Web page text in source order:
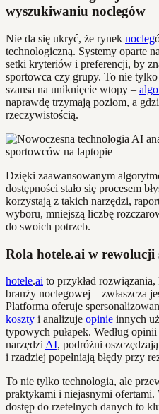
wyszukiwaniu noclegów
Nie da się ukryć, że rynek nocleg
technologiczną. Systemy oparte na
setki kryteriów i preferencji, by
sportowca czy grupy. To nie tylko
szansa na uniknięcie wtopy –
naprawdę trzymają poziom, a
rzeczywistością.
Dzięki zaawansowanym
dostępności stało się procesem
korzystają z takich narzędzi,
wyboru, mniejszą liczbę
do swoich potrzeb.
Rola hotele.ai w
hotele.ai to przykład
branży noclegowej – zwłaszcza
Platforma oferuje
koszty i analizuje opinie innych
typowych pułapek. Według
narzędziAI, podróżni
i rzadziej popełniają błędy przy
To nie tylko technologia, ale
praktykami i niejasnymi
dostęp do rzetelnych danych to